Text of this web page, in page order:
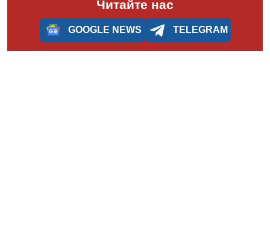
Читайте нас
GOOGLE NEWS TELEGRAM